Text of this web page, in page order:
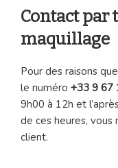
Contact par
maquillage
Pour des raisons
le numéro +33 9 67
9h00 à 12h et
de ces heures, vous
client.